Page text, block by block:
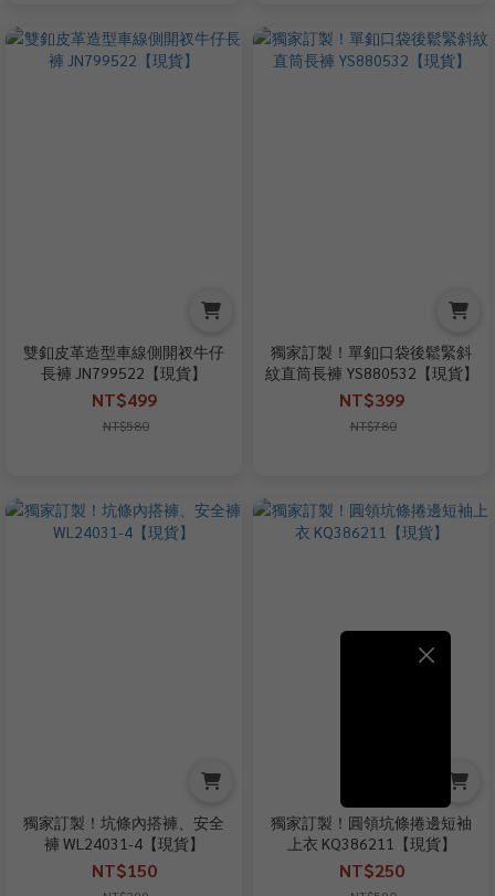
雙釦皮革造型車線側開衩牛仔
長褲 JN799522【現貨】
NT$499
NT$580
獨家訂製！單釦口袋後鬆緊斜
紋直筒長褲 YS880532【現貨】
NT$399
NT$780
獨家訂製！坑條內搭褲、安全
褲 WL24031-4【現貨】
NT$150
獨家訂製！圓領坑條捲邊短袖
上衣 KQ386211【現貨】
NT$250